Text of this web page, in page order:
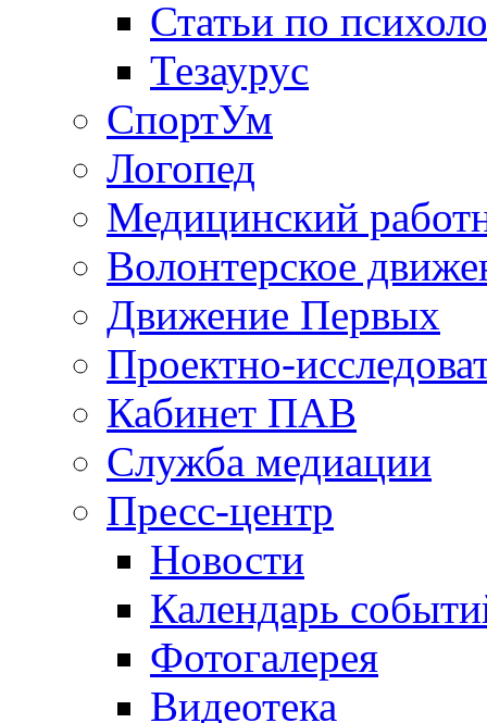
Статьи по
Тезаурус
СпортУм
Логопед
Медицинский
Волонтерское
Движение Первых
Проектно-
Кабинет ПАВ
Служба медиации
Пресс-центр
Новости
Календарь
Фотогалерея
Видеотека